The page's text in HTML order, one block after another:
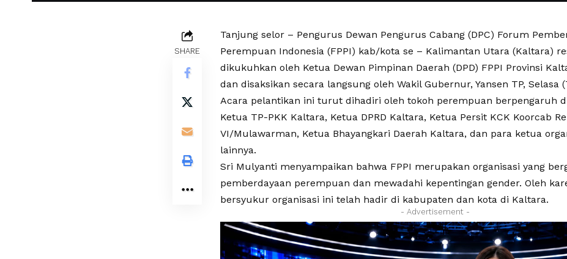
SHARE
Tanjung selor – Pengurus Dewan Pengurus Cabang (DPC) Forum
Perempuan Indonesia (FPPI) kab/kota se – Kalimantan Utara (Kaltara)
dikukuhkan oleh Ketua Dewan Pimpinan Daerah (DPD) FPPI Provinsi
dan disaksikan secara langsung oleh Wakil Gubernur, Yansen TP, Selasa
Acara pelantikan ini turut dihadiri oleh tokoh perempuan berpengaruh
Ketua TP-PKK Kaltara, Ketua DPRD Kaltara, Ketua Persit KCK Koorcab
VI/Mulawarman, Ketua Bhayangkari Daerah Kaltara, dan para ketua
lainnya.
Sri Mulyanti menyampaikan bahwa FPPI merupakan organisasi yang
pemberdayaan perempuan dan mewadahi kepentingan gender. Oleh
bersyukur organisasi ini telah hadir di kabupaten dan kota di Kaltara.
- Advertisement -